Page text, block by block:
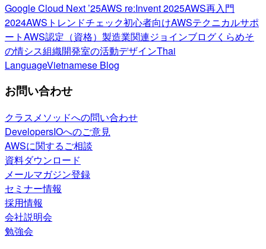
Google Cloud Next ’25AWS re:Invent 2025AWS再入門
2024AWSトレンドチェック初心者向けAWSテクニカルサポ
ートAWS認定（資格） 製造業関連ジョインブログくらめそ
の情シス組織開発室の活動デザインThai
LanguageVietnamese Blog
お問い合わせ
クラスメソッドへの問い合わせ
DevelopersIOへのご意見
AWSに関するご相談
資料ダウンロード
メールマガジン登録
セミナー情報
採用情報
会社説明会
勉強会